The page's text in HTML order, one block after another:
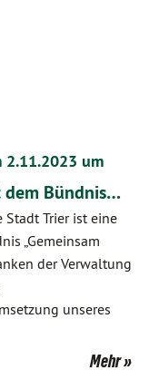
2.11.2023 um
dem Bündnis…
Trier ist eine
„Gemeinsam
der Verwaltung
unseres
Mehr